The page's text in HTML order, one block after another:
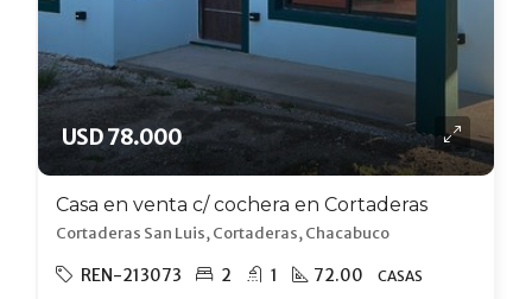
USD 78.000
Casa en venta c/ cochera en Cortaderas
Cortaderas San Luis, Cortaderas, Chacabuco
REN-213073 2 1 72.00 CASAS